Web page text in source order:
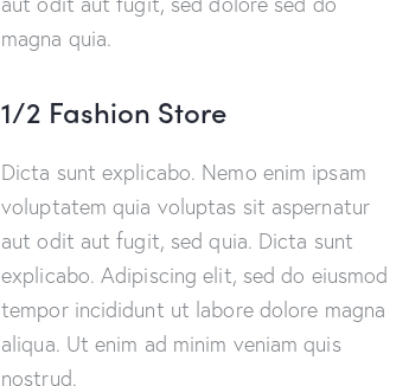
magna quia.
1/2 Fashion Store
Dicta sunt explicabo. Nemo enim ipsam
voluptatem quia voluptas sit aspernatur
aut odit aut fugit, sed quia. Dicta sunt
explicabo. Adipiscing elit, sed do eiusmod
tempor incididunt ut labore dolore magna
aliqua. Ut enim ad minim veniam quis
nostrud.